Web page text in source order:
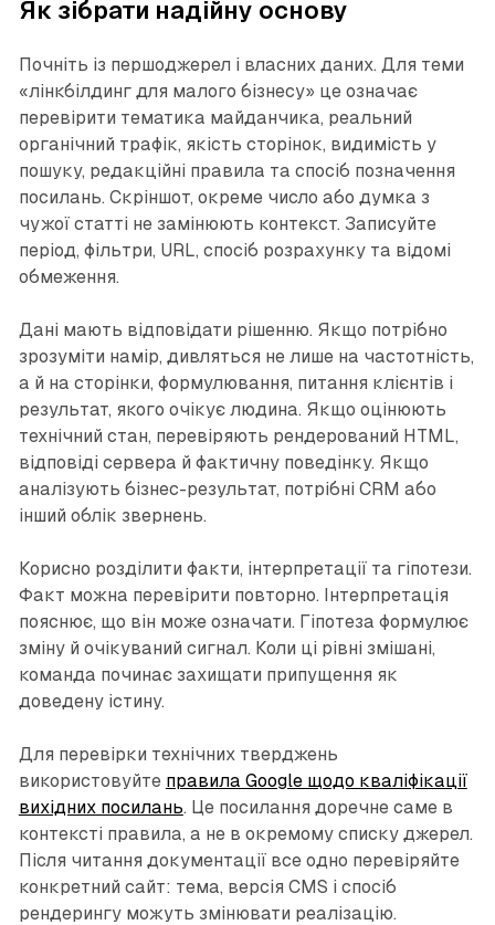
Як зібрати надійну основу
Почніть із першоджерел і власних даних. Для теми
«лінкбілдинг для малого бізнесу» це означає
перевірити тематика майданчика, реальний
органічний трафік, якість сторінок, видимість у
пошуку, редакційні правила та спосіб позначення
посилань. Скріншот, окреме число або думка з
чужої статті не замінюють контекст. Записуйте
період, фільтри, URL, спосіб розрахунку та відомі
обмеження.
Дані мають відповідати рішенню. Якщо потрібно
зрозуміти намір, дивляться не лише на частотність,
а й на сторінки, формулювання, питання клієнтів і
результат, якого очікує людина. Якщо оцінюють
технічний стан, перевіряють рендерований HTML,
відповіді сервера й фактичну поведінку. Якщо
аналізують бізнес-результат, потрібні CRM або
інший облік звернень.
Корисно розділити факти, інтерпретації та гіпотези.
Факт можна перевірити повторно. Інтерпретація
пояснює, що він може означати. Гіпотеза формулює
зміну й очікуваний сигнал. Коли ці рівні змішані,
команда починає захищати припущення як
доведену істину.
Для перевірки технічних тверджень
використовуйте правила Google щодо кваліфікації
вихідних посилань. Це посилання доречне саме в
контексті правила, а не в окремому списку джерел.
Після читання документації все одно перевіряйте
конкретний сайт: тема, версія CMS і спосіб
рендерингу можуть змінювати реалізацію.